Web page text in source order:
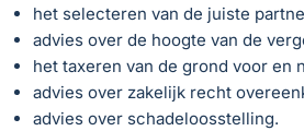
het selecteren van de juiste
advies over de hoogte van de
het taxeren van de grond voor en
advies over zakelijk recht
advies over schadeloosstelling.